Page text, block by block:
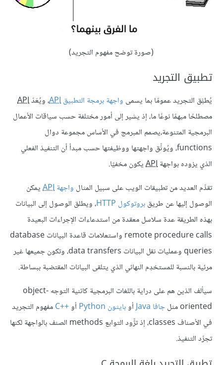
(صورة توضح مفهوم التجريد)
تطبيق التجريد
يُطبَّق التجريد عمومًا بما يسمى واجهة برمجة التطبيقAPI، ويُعَدّAPI
مصطلحًا مبهمًا نوعًا ما، إذ يشير إلى أمور مختلفة حسب سياقات الأعمال
البرمجية المتنوعة،يصمم المبرمج في الأساس مجموعة دوال
functions، ويُوثِّق واجهتها ووظيفتها حسب مبدأ أن التنفيذ الفعلي
الذي يزوده بواجهةAPIيكون مخفيًا.
تقدِّم العديد من تطبيقات الويب على سبيل المثال واجهةAPIيمكن
الوصول إليها عن طريقبروتوكول HTTP
، ويطلق الوصول إلى البيانات
بهذه الطريقة عدة سلاسل معقدة من استدعاءات الإجراءات البعيدة
remote procedure calls واستعلامات قاعدة البيانات database
queries وعمليات نقل البيانات data transfers، وتكون جميعها غير
مرئية بالنسبة للمستخدِم النهائي الذي يتلقى البيانات المقتضبة ببساطة.
سيألف الذين هم على دراية باللغات البرمجية كائنية التوجه object-
oriented مثل
جافا Java أوبايثون Python أو++C مفهوم التجريد
في الأصناف classes، إذ تزِّود التوابع methods الصنف بالواجهة لكنها
تجرِّد التنفيذ.